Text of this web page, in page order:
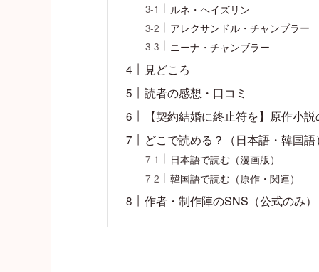
ルネ・ヘイズリン
アレクサンドル・チャンブラー
ニーナ・チャンブラー
見どころ
読者の感想・口コミ
【契約結婚に終止符を】原作小
どこで読める？（日本語・韓国語）
日本語で読む（漫画版）
韓国語で読む（原作・関連）
作者・制作陣のSNS（公式のみ）